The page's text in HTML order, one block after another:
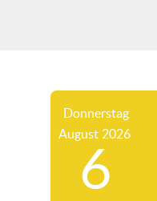
Donnerstag
August 2026
6